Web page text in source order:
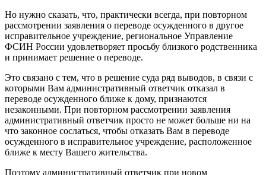
Но нужно сказать, что, практически всегда, при повторном
рассмотрении заявления о переводе осужденного в другое
исправительное учреждение, региональное Управление
ФСИН России удовлетворяет просьбу близкого родственника
и принимает решение о переводе.
Это связано с тем, что в решение суда ряд выводов, в связи с
которыми Вам административный ответчик отказал в
переводе осужденного ближе к дому, признаются
незаконными. При повторном рассмотрении заявления
административный ответчик просто не может больше ни на
что законное сослаться, чтобы отказать Вам в переводе
осужденного в исправительное учреждение, расположенное
ближе к месту Вашего жительства.
Поэтому административный ответчик при новом